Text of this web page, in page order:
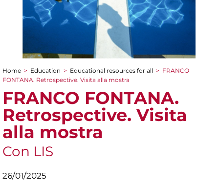
You are here
Home > Education > Educational resources for all > FRANCO
FONTANA. Retrospective. Visita alla mostra
FRANCO FONTANA.
Retrospective. Visita
alla mostra
Con LIS
26/01/2025